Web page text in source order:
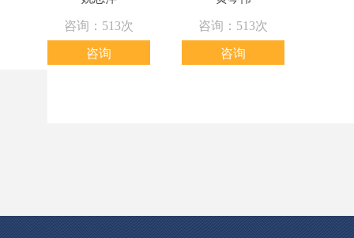
咨询：513次
咨询
咨询：513次
咨询